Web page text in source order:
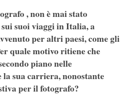
, non è mai stato
suoi viaggi in Italia, a
per altri paesi, come gli
quale motivo ritiene che
piano nelle
sua carriera, nonostante
per il fotografo?